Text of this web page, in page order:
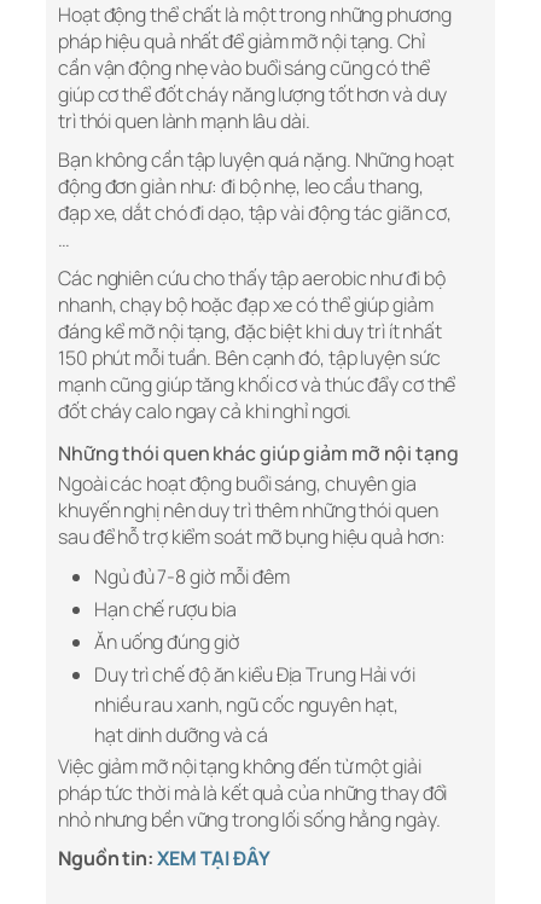
Hoạt động thể chất là một trong những phương
pháp hiệu quả nhất đểgiảm mỡ nội tạng. Chỉ
cần vận động nhẹ vào buổi sáng cũng có thể
giúp cơ thể đốt cháy năng lượng tốt hơn và duy
trì thói quen lành mạnh lâu dài.
Bạn không cần tập luyện quá nặng. Những hoạt
động đơn giản như: đi bộ nhẹ, leo cầu thang,
đạp xe, dắt chó đi dạo, tập vài động tác giãn cơ,
…
Các nghiên cứu cho thấy tập aerobic như đi bộ
nhanh, chạy bộ hoặc đạp xe có thể giúp giảm
đáng kể mỡ nội tạng, đặc biệt khi duy trì ít nhất
150 phút mỗi tuần. Bên cạnh đó, tập luyện sức
mạnh cũng giúp tăng khối cơ và thúc đẩy cơ thể
đốt cháy calo ngay cả khi nghỉ ngơi.
Những thói quen khác giúp giảm mỡ nội tạng
Ngoài các hoạt động buổi sáng, chuyên gia
khuyến nghị nên duy trì thêm những thói quen
sau để hỗ trợ kiểm soát mỡ bụng hiệu quả hơn:
Ngủ đủ 7-8 giờ mỗi đêm
Hạn chế rượu bia
Ăn uống đúng giờ
Duy trì chế độ ăn kiểu Địa Trung Hải với
nhiều rau xanh, ngũ cốc nguyên hạt,
hạt dinh dưỡng và cá
Việc giảm mỡ nội tạng không đến từ một giải
pháp tức thời mà là kết quả của những thay đổi
nhỏ nhưng bền vững trong lối sống hằng ngày.
Nguồn tin:XEM TẠI ĐÂY